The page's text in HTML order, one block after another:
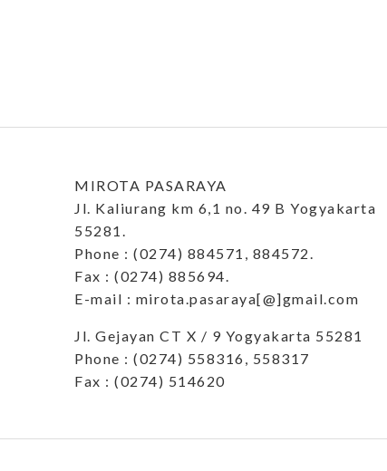
MIROTA PASARAYA
Jl. Kaliurang km 6,1 no. 49 B Yogyakarta
55281.
Phone : (0274) 884571, 884572.
Fax : (0274) 885694.
E-mail : mirota.pasaraya[@]gmail.com
Jl. Gejayan CT X / 9 Yogyakarta 55281
Phone : (0274) 558316, 558317
Fax : (0274) 514620